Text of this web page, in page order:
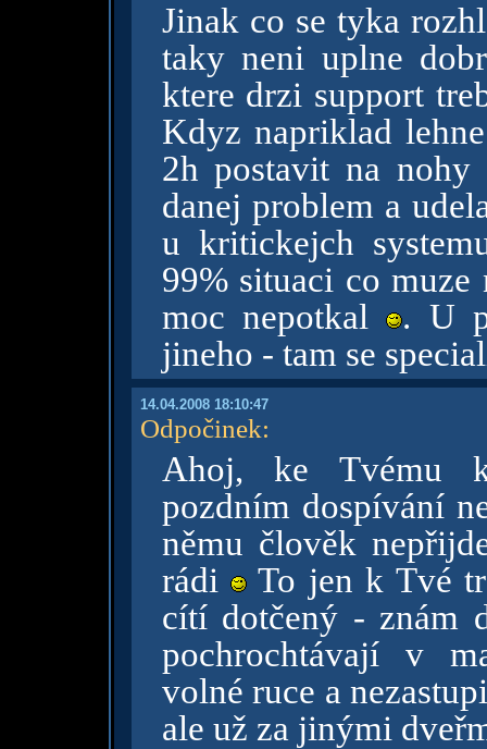
Jinak co se tyka
taky neni uplne
ktere drzi support
Kdyz napriklad
2h postavit na
danej problem a
u kritickejch
99% situaci co muze
moc nepotkal . U
jineho - tam se
14.04.2008 18:10:47
Odpočinek:
Ahoj, ke Tvému
pozdním dospívání
němu člověk
rádi
To jen k Tvé
cítí dotčený - znám
pochrochtávají v
volné ruce a
ale už za jinými